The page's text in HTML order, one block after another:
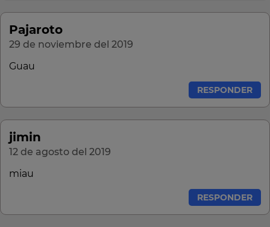
Pajaroto
29 de noviembre del 2019
Guau
RESPONDER
jimin
12 de agosto del 2019
miau
RESPONDER